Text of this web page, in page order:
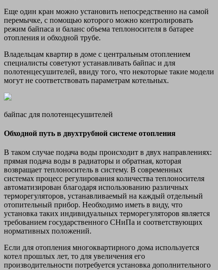
Еще один кран можно установить непосредственно на самой
перемычке, с помощью которого можно контролировать
режим байпаса и баланс объема теплоносителя в батарее
отопления и обходной трубе.
Владельцам квартир в доме с центральным отоплением
специалисты советуют устанавливать байпас и для
полотенцесушителей, ввиду того, что некоторые такие модели
могут не соответствовать параметрам котельных.
байпас для полотенцесушителей
Обходной путь в двухтрубной системе отопления
В таком случае подача воды происходит в двух направлениях:
прямая подача воды в радиаторы и обратная, которая
возвращает теплоноситель в систему. В современных
системах процесс регулирования количества теплоносителя
автоматизирован благодаря использованию различных
терморегуляторов, устанавливаемый на каждый отдельный
отопительный прибор. Необходимо иметь в виду, что
установка таких индивидуальных терморегуляторов является
требованием государственного СНиПа и соответствующих
нормативных положений.
Если для отопления многоквартирного дома используется
котел прошлых лет, то для увеличения его
производительности потребуется установка дополнительного